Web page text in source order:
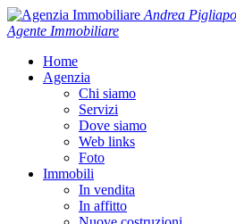
Andrea
Agente Immobiliare
Home
Agenzia
Chi siamo
Servizi
Dove siamo
Web links
Foto
Immobili
In vendita
In affitto